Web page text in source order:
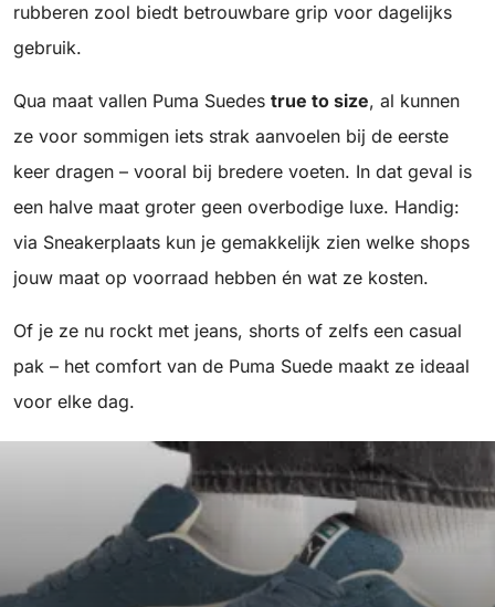
rubberen zool biedt betrouwbare grip voor dagelijks
gebruik.
Qua maat vallen Puma Suedes true to size, al kunnen
ze voor sommigen iets strak aanvoelen bij de eerste
keer dragen – vooral bij bredere voeten. In dat geval is
een halve maat groter geen overbodige luxe. Handig:
via Sneakerplaats kun je gemakkelijk zien welke shops
jouw maat op voorraad hebben én wat ze kosten.
Of je ze nu rockt met jeans, shorts of zelfs een casual
pak – het comfort van de Puma Suede maakt ze ideaal
voor elke dag.